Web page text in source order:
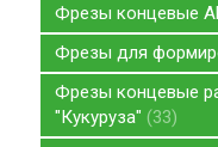
Фрезы концевые
Фрезы для
Фрезы концевые
"Кукуруза"
33